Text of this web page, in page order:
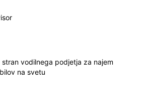
stran vodilnega podjetja za najem
na svetu